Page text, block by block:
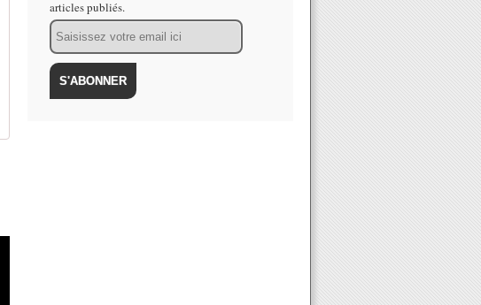
articles publiés.
Email